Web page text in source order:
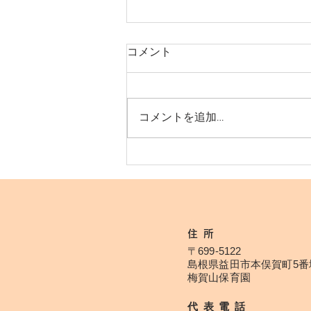
運動会に向けてー梅賀山保育
園 益田市保育園
コメント
コメントを追加…
住所
〒699-5122
島根県益田市本俣賀町5番
​​梅賀山保育園
代表電話